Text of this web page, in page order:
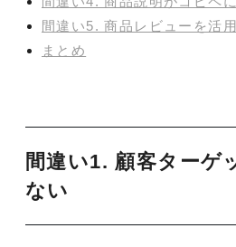
間違い5. 商品レビューを活
まとめ
間違い1. 顧客ターゲ
ない